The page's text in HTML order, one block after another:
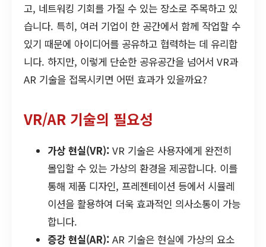
고, 네트워킹 기회를 가질 수 있는 장소로 주목하고 있
습니다. 특히, 여러 기업이 한 공간에서 함께 작업할 수
있기 때문에 아이디어를 공유하고 협력하는 데 유리합
니다. 하지만, 이렇게 단순한 공유공간을 넘어서 VR과
AR 기술을 접목시키면 어떤 효과가 있을까요?
VR/AR 기술의 필요성
가상 현실(VR): VR 기술은 사용자에게 완전히
몰입할 수 있는 가상의 환경을 제공합니다. 이를
통해 제품 디자인, 프레젠테이션 등에서 시뮬레
이션을 활용하여 더욱 효과적인 의사소통이 가능
합니다.
증강 현실(AR): AR 기술은 현실에 가상의 요소